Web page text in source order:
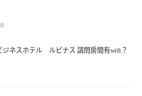
ジネスホテル ルピナス 請問房間有wifi？